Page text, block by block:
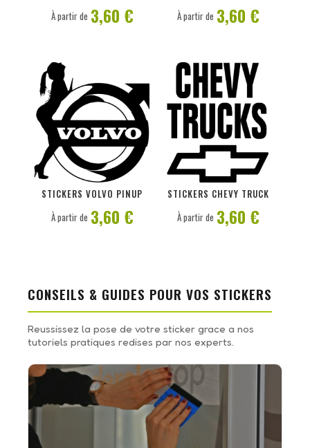
À partir de 3,60 € À partir de 3,60 €
STICKERS VOLVO PINUP
PERSONNALISER
À partir de 3,60 €
STICKERS CHEVY TRUCK
PERSONNALISER
À partir de 3,60 €
CONSEILS & GUIDES POUR VOS STICKERS
Reussissez la pose de votre sticker grace a nos
tutoriels pratiques redises par nos experts.